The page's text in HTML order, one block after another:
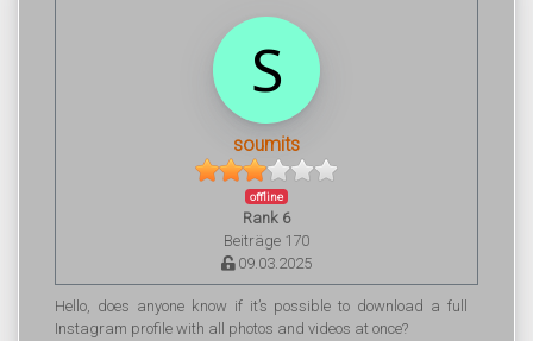
soumits
offline
Rank 6
Beiträge 170
09.03.2025
Hello, does anyone know if it’s possible to download a full
Instagram profile with all photos and videos at once?